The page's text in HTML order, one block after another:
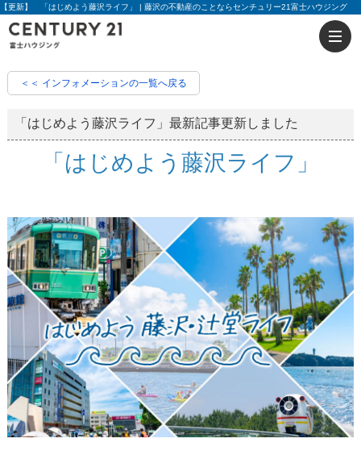
【更新】 「はじめよう藤沢ライフ」 | 藤沢の不動産のことならセンチュリー21富士ハウジング
＜＜ インフォメーションの一覧へ戻る
「はじめよう藤沢ライフ」最新記事更新しました
「はじめよう藤沢ライフ」